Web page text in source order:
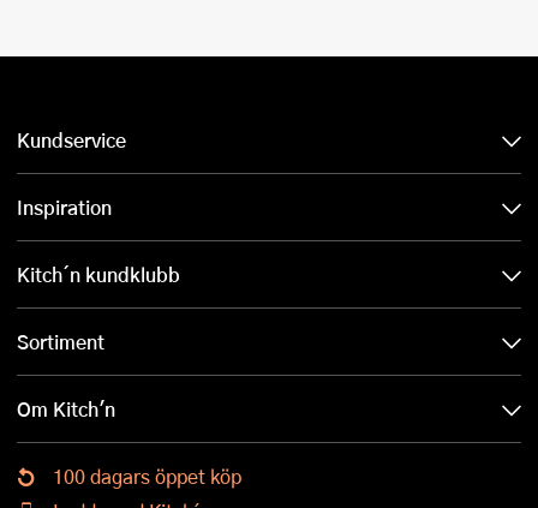
Kundservice
Inspiration
Kitch´n kundklubb
Sortiment
Om Kitch'n
100 dagars öppet köp